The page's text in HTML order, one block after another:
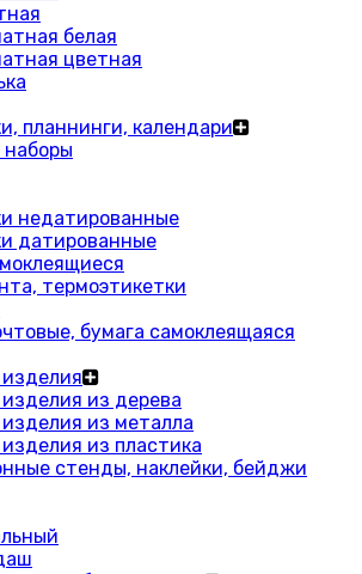
белая
цветная
планнинги, календари
недатированные
датированные
термоэтикетки
бумага самоклеящаяся
из дерева
из металла
из пластика
стенды, наклейки, бейджи